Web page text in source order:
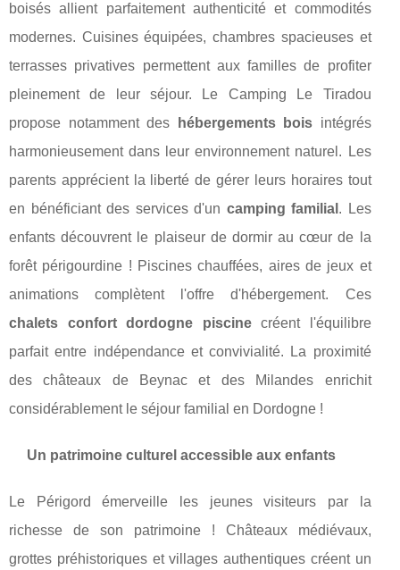
boisés allient parfaitement authenticité et commodités
modernes. Cuisines équipées, chambres spacieuses et
terrasses privatives permettent aux familles de profiter
pleinement de leur séjour. Le Camping Le Tiradou
propose notamment des
hébergements bois intégrés
harmonieusement dans leur environnement naturel. Les
parents apprécient la liberté de gérer leurs horaires tout
en bénéficiant des services d'un camping familial . Les
enfants découvrent le plaiseur de dormir au cœur de la
forêt périgourdine ! Piscines chauffées, aires de jeux et
animations complètent l'offre d'hébergement. Ces
chalets confort dordogne piscinecréent l'équilibre
parfait entre indépendance et convivialité. La proximité
des châteaux de Beynac et des Milandes enrichit
considérablement le séjour familial en Dordogne !
Un patrimoine culturel accessible aux enfants
Le Périgord émerveille les jeunes visiteurs par la
richesse de son patrimoine ! Châteaux médiévaux,
grottes préhistoriques et villages authentiques créent un